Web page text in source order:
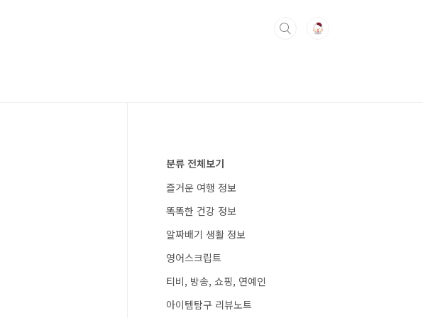
분류 전체보기
즐거운 여행 정보
똑똑한 건강 정보
알짜배기 생활 정보
영어스크립트
티비, 방송, 쇼핑, 연예인
아이템탐구 리뷰노트